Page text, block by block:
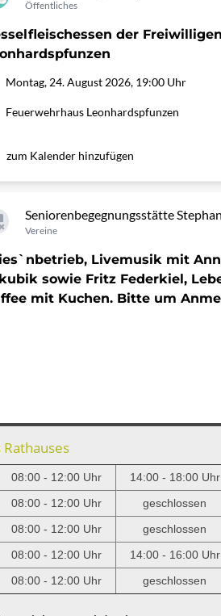
08:00 - 12:00 Uhr
14:00 - 18:00 Uhr
08:00 - 12:00 Uhr
geschlossen
08:00 - 12:00 Uhr
geschlossen
08:00 - 12:00 Uhr
14:00 - 16:00 Uhr
08:00 - 12:00 Uhr geschlossen